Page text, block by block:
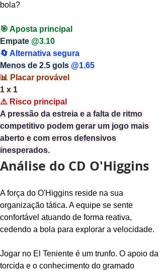
bola?
🎯 Aposta principal
Empate @3.10
🔄 Alternativa segura
Menos de 2.5 gols @1.65
📊 Placar provável
1 x 1
⚠️ Risco principal
A pressão da estreia e a falta de ritmo
competitivo podem gerar um jogo mais
aberto e com erros defensivos
inesperados.
Análise do CD O'Higgins
A força do O'Higgins reside na sua
organização tática. A equipe se sente
confortável atuando de forma reativa,
cedendo a bola para explorar a velocidade.
Jogar no El Teniente é um trunfo. O apoio da
torcida e o conhecimento do gramado